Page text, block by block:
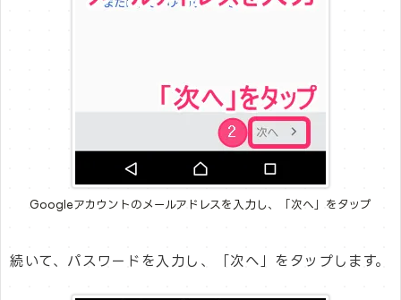
Googleアカウントのメールアドレスを入力し、「次へ」をタップ
続いて、パスワードを入力し、「次へ」をタップします。